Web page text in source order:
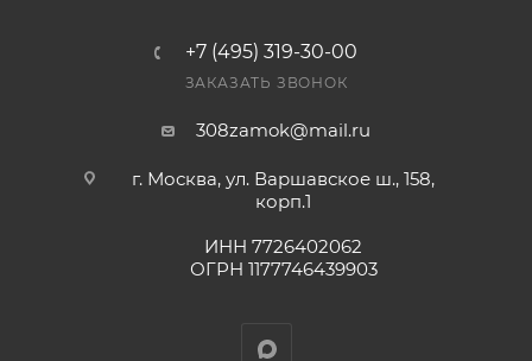
+7 (495) 319-30-00
ЗАКАЗАТЬ ЗВОНОК
308zamok@mail.ru
г. Москва, ул. Варшавское ш., 158,
корп.1
ИНН 7726402062
ОГРН 1177746439903